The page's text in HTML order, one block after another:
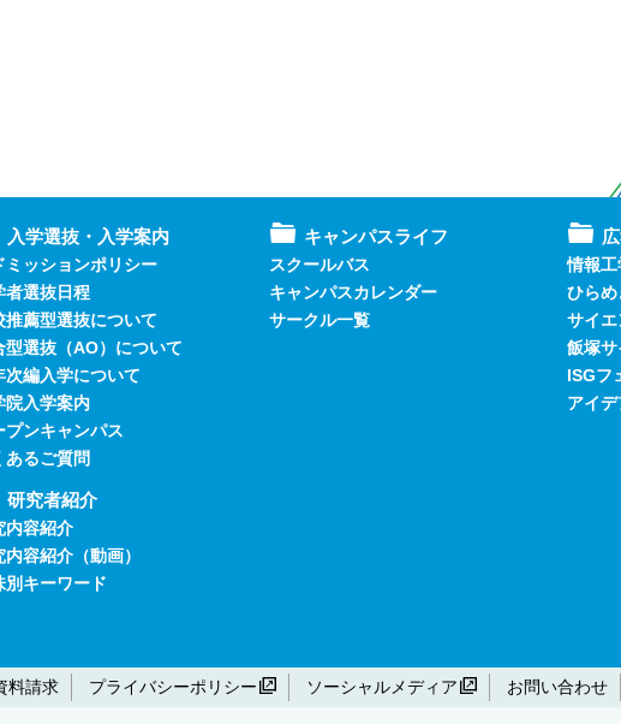
入学選抜・入学案内
ミッションポリシー
者選抜日程
推薦型選抜について
型選抜（AO）について
次編入学について
院入学案内
プンキャンパス
あるご質問
研究者紹介
内容紹介
内容紹介（動画）
別キーワード
キャンパスライフ
スクールバス
キャンパスカレンダー
サークル一覧
情報工
ひら
サイエ
飯塚
ISGフ
アイ
料請求 プライバシーポリシー ソーシャルメディア お問い合わせ